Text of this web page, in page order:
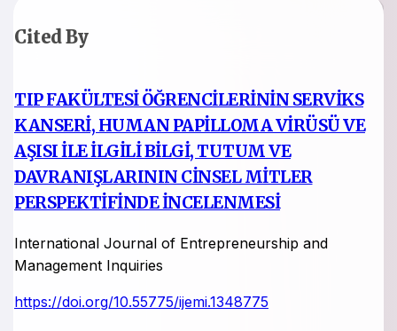
Cited By
TIP FAKÜLTESİ ÖĞRENCİLERİNİN SERVİKS
KANSERİ, HUMAN PAPİLLOMA VİRÜSÜ VE
AŞISI İLE İLGİLİ BİLGİ, TUTUM VE
DAVRANIŞLARININ CİNSEL MİTLER
PERSPEKTİFİNDE İNCELENMESİ
International Journal of Entrepreneurship and
Management Inquiries
https://doi.org/10.55775/ijemi.1348775